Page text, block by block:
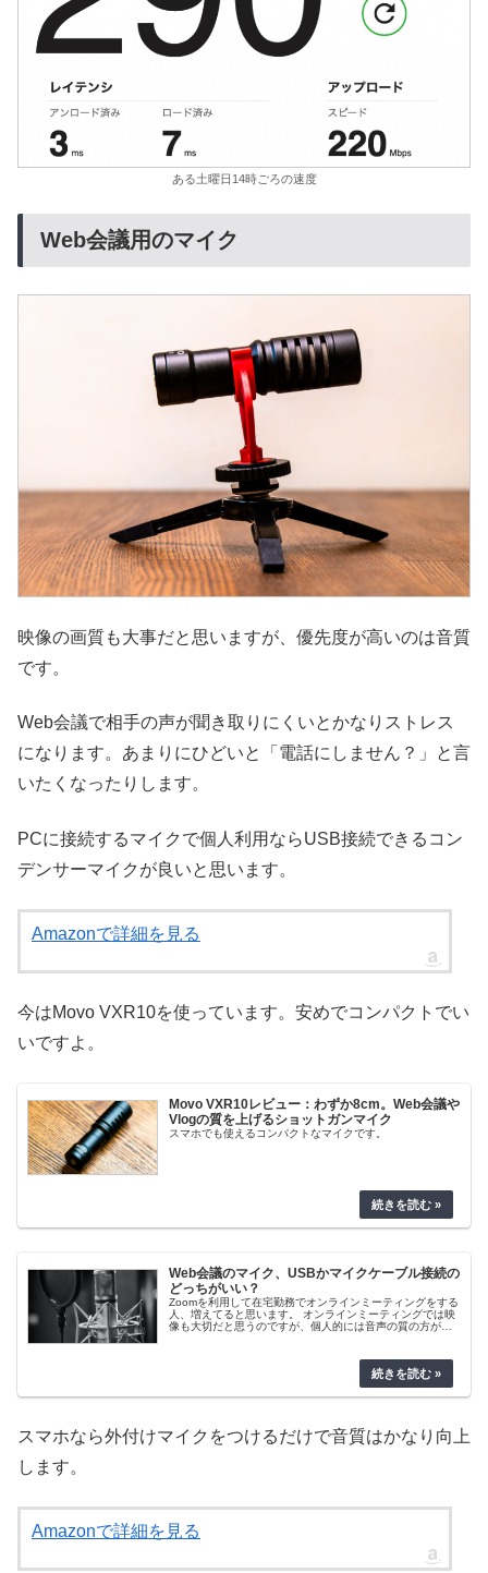
ある土曜日14時ごろの速度
Web会議用のマイク
映像の画質も大事だと思いますが、優先度が高いのは音質
です。
Web会議で相手の声が聞き取りにくいとかなりストレス
になります。あまりにひどいと「電話にしません？」と言
いたくなったりします。
PCに接続するマイクで個人利用ならUSB接続できるコン
デンサーマイクが良いと思います。
Amazonで詳細を見る
今はMovo VXR10を使っています。安めでコンパクトでい
いですよ。
Movo VXR10レビュー：わずか8cm。Web会議や
Vlogの質を上げるショットガンマイク
スマホでも使えるコンパクトなマイクです。
Web会議のマイク、USBかマイクケーブル接続の
どっちがいい？
Zoomを利用して在宅勤務でオンラインミーティングをする
人、増えてると思います。 オンラインミーティングでは映
像も大切だと思うのですが、個人的には音声の質の方が優
スマホなら外付けマイクをつけるだけで音質はかなり向上
します。
Amazonで詳細を見る